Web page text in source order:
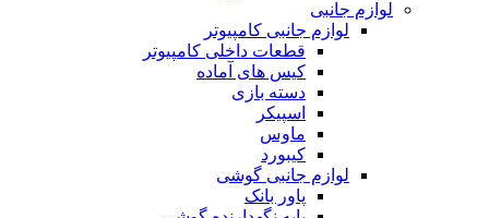
لوازم جانبی
لوازم جانبی کامپیوتر
قطعات داخلی کامپیوتر
کیس های آماده
دسته بازی
اسپیکر
ماوس
کیبورد
لوازم جانبی گوشی
پاور بانک